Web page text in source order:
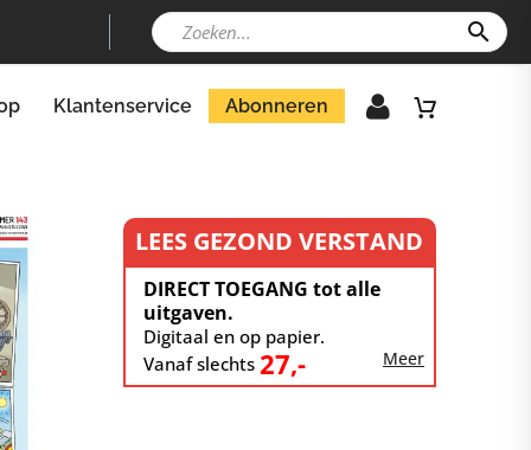
Klantenservice Abonneren
LEES GEZOND VERSTAND
DIRECT TOEGANG tot alle
uitgaven.
Digitaal en op papier.
Vanaf slechts 27,- Meer